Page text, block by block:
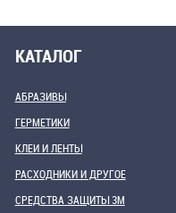
КАТАЛОГ
АБРАЗИВЫ
ГЕРМЕТИКИ
КЛЕИ И ЛЕНТЫ
РАСХОДНИКИ И ДРУГОЕ
СРЕДСТВА ЗАЩИТЫ 3М